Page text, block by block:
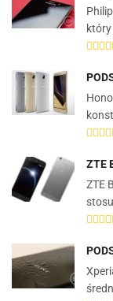
który
ZTE
ZTE